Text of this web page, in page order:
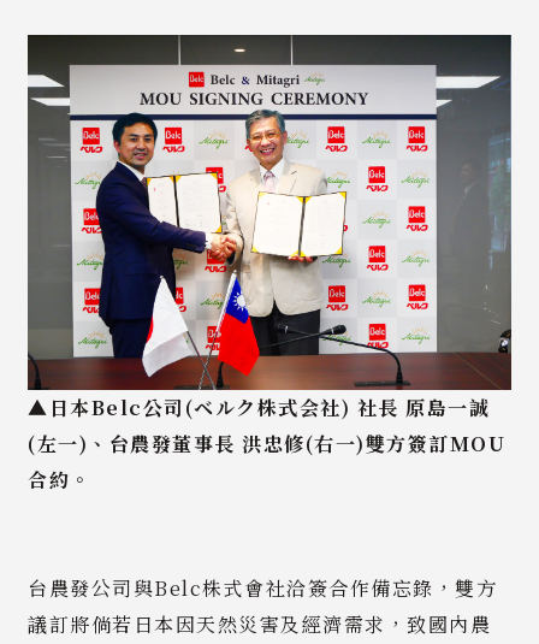
▲ 日本Belc公司(ベルク株式会社) 社長 原島一誠
(左一)、台農發董事長 洪忠修(右一)雙方簽訂MOU
合約。
台農發公司與Belc株式會社洽簽合作備忘錄，雙方
議訂將倘若日本因天然災害及經濟需求，致國內農